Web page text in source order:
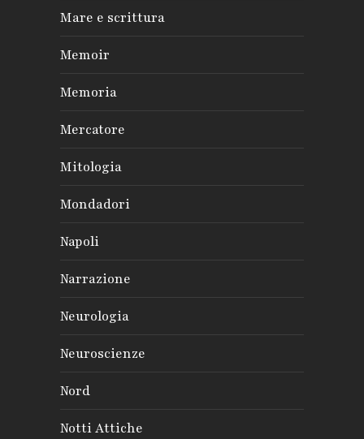
Mare e scrittura
Memoir
Memoria
Mercatore
Mitologia
Mondadori
Napoli
Narrazione
Neurologia
Neuroscienze
Nord
Notti Attiche